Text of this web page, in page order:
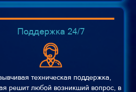
Поддержка 24/7
техническая поддержка,
решит любой возникший вопрос, в